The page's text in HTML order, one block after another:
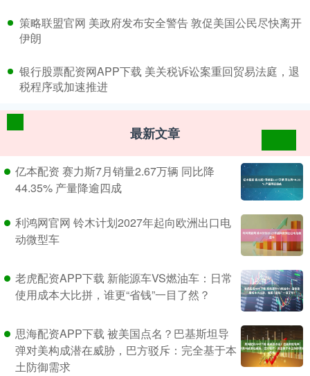
​策略联盟官网 美政府发布安全警告 敦促美国公民尽快离开
伊朗
​银行股票配资网APP下载 美关税诉讼案重回贸易法庭，退
税程序或加速推进
最新文章
亿本配资 赛力斯7月销量2.67万辆 同比降
44.35% 产量降逾四成
利鸿网官网 铃木计划2027年起向欧洲出口电
动微型车
老虎配资APP下载 新能源车VS燃油车：日常
使用成本大比拼，谁更“省钱”一目了然？
思海配资APP下载 被美国点名？巴基斯坦导
弹对美构成潜在威胁，巴方驳斥：完全基于本
土防御需求